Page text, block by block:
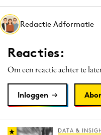
Martech
Media
Merkstrategie
Programmatic
Purpose Marketing
Reputatie & crisis
Redactie Adformatie
Reacties:
Om een reactie achter te
Inloggen
DATA &